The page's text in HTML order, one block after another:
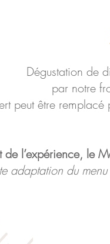
Dégustation de
par notre
peut être
de l’expérience, le
adaptation du